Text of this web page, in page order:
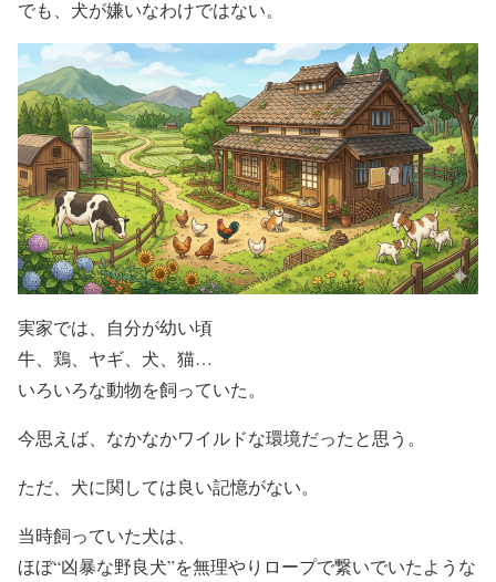
でも、犬が嫌いなわけではない。
実家では、自分が幼い頃
牛、鶏、ヤギ、犬、猫…
いろいろな動物を飼っていた。
今思えば、なかなかワイルドな環境だったと思う。
ただ、犬に関しては良い記憶がない。
当時飼っていた犬は、
ほぼ“凶暴な野良犬”を無理やりロープで繋いでいたような